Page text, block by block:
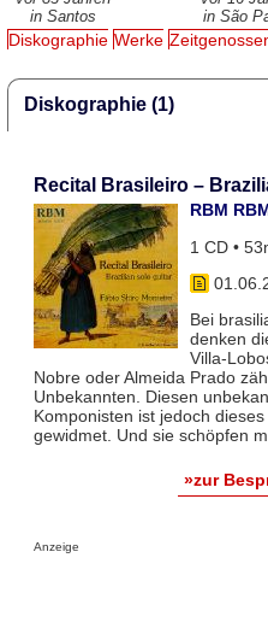
in Santos
in São
Diskographie Werke
Diskographie (1)
Recital Brasileiro –
RBM
1 CD •
Bei
denken
Villa-
Nobre oder Almeida Prado
Unbekannten. Diesen
Komponisten ist jedoch
gewidmet. Und sie schöpfen
»zur
Anzeige